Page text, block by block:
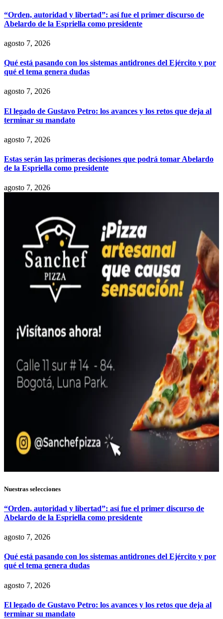
“Orden, autoridad y libertad”: así fue el primer discurso de
Abelardo de la Espriella como presidente
agosto 7, 2026
Qué está pasando con los sistemas antidrones del Ejército y por
qué el tema genera dudas
agosto 7, 2026
El legado de Gustavo Petro: los avances y los retos que deja al
terminar su mandato
agosto 7, 2026
Estas serán las primeras decisiones que podrá tomar Abelardo
de la Espriella como presidente
agosto 7, 2026
Nuestras selecciones
“Orden, autoridad y libertad”: así fue el primer discurso de
Abelardo de la Espriella como presidente
agosto 7, 2026
Qué está pasando con los sistemas antidrones del Ejército y por
qué el tema genera dudas
agosto 7, 2026
El legado de Gustavo Petro: los avances y los retos que deja al
terminar su mandato